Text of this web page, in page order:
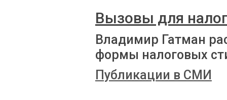
Вызовы для
Владимир Гатман
формы налоговых
Публикации в СМИ